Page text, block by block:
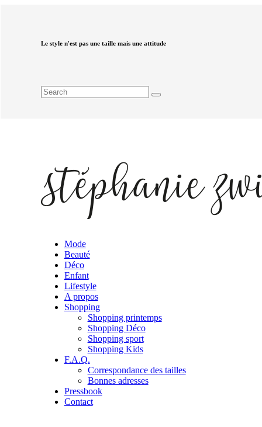
Le style n'est pas une taille mais une attitude
Mode
Beauté
Déco
Enfant
Lifestyle
A propos
Shopping
Shopping printemps
Shopping Déco
Shopping sport
Shopping Kids
F.A.Q.
Correspondance des tailles
Bonnes adresses
Pressbook
Contact